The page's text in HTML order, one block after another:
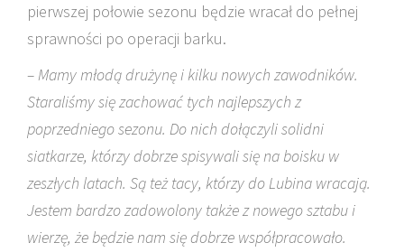
pierwszej połowie sezonu będzie wracał do pełnej
sprawności po operacji barku.
– Mamy młodą drużynę i kilku nowych zawodników.
Staraliśmy się zachować tych najlepszych z
poprzedniego sezonu. Do nich dołączyli solidni
siatkarze, którzy dobrze spisywali się na boisku w
zeszłych latach. Są też tacy, którzy do Lubina wracają.
Jestem bardzo zadowolony także z nowego sztabu i
wierzę, że będzie nam się dobrze współpracowało.